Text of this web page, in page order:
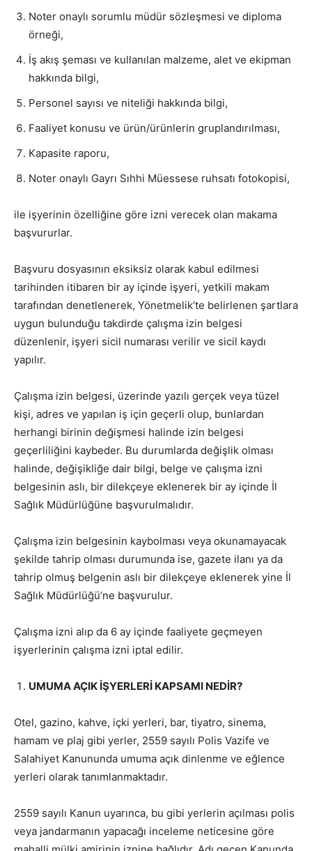
Noter onaylı sorumlu müdür sözleşmesi ve diploma
örneği,
İş akış şeması ve kullanılan malzeme, alet ve ekipman
hakkında bilgi,
Personel sayısı ve niteliği hakkında bilgi,
Faaliyet konusu ve ürün/ürünlerin gruplandırılması,
Kapasite raporu,
Noter onaylı Gayrı Sıhhi Müessese ruhsatı fotokopisi,
ile işyerinin özelliğine göre izni verecek olan makama
başvururlar.
Başvuru dosyasının eksiksiz olarak kabul edilmesi
tarihinden itibaren bir ay içinde işyeri, yetkili makam
tarafından denetlenerek, Yönetmelik’te belirlenen şartlara
uygun bulunduğu takdirde çalışma izin belgesi
düzenlenir, işyeri sicil numarası verilir ve sicil kaydı
yapılır.
Çalışma izin belgesi, üzerinde yazılı gerçek veya tüzel
kişi, adres ve yapılan iş için geçerli olup, bunlardan
herhangi birinin değişmesi halinde izin belgesi
geçerliliğini kaybeder. Bu durumlarda değişlik olması
halinde, değişikliğe dair bilgi, belge ve çalışma izni
belgesinin aslı, bir dilekçeye eklenerek bir ay içinde İl
Sağlık Müdürlüğüne başvurulmalıdır.
Çalışma izin belgesinin kaybolması veya okunamayacak
şekilde tahrip olması durumunda ise, gazete ilanı ya da
tahrip olmuş belgenin aslı bir dilekçeye eklenerek yine İl
Sağlık Müdürlüğü’ne başvurulur.
Çalışma izni alıp da 6 ay içinde faaliyete geçmeyen
işyerlerinin çalışma izni iptal edilir.
UMUMA AÇIK İŞYERLERİ KAPSAMI NEDİR?
Otel, gazino, kahve, içki yerleri, bar, tiyatro, sinema,
hamam ve plaj gibi yerler, 2559 sayılı Polis Vazife ve
Salahiyet Kanununda umuma açık dinlenme ve eğlence
yerleri olarak tanımlanmaktadır.
2559 sayılı Kanun uyarınca, bu gibi yerlerin açılması polis
veya jandarmanın yapacağı inceleme neticesine göre